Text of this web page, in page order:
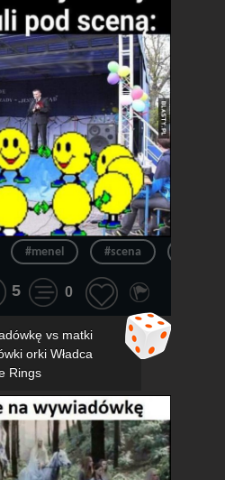
#menel #scena
5 0
vs matki
orki Władca
Rings